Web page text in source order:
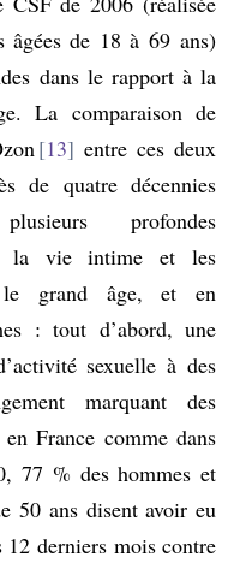
âgées de 18 à 69 ans)
dans le rapport à la
La comparaison de
13 entre ces deux
de quatre décennies
profondes
la vie intime et les
le grand âge, et en
: tout d’abord, une
sexuelle à des
marquant des
France comme dans
77 % des hommes et
50 ans disent avoir eu
12 derniers mois contre